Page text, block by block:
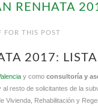
RENHATA
FOR THIS POST
2017:
y como consultoría y
resto de solicitantes de la
Vivienda, Rehabilitación y